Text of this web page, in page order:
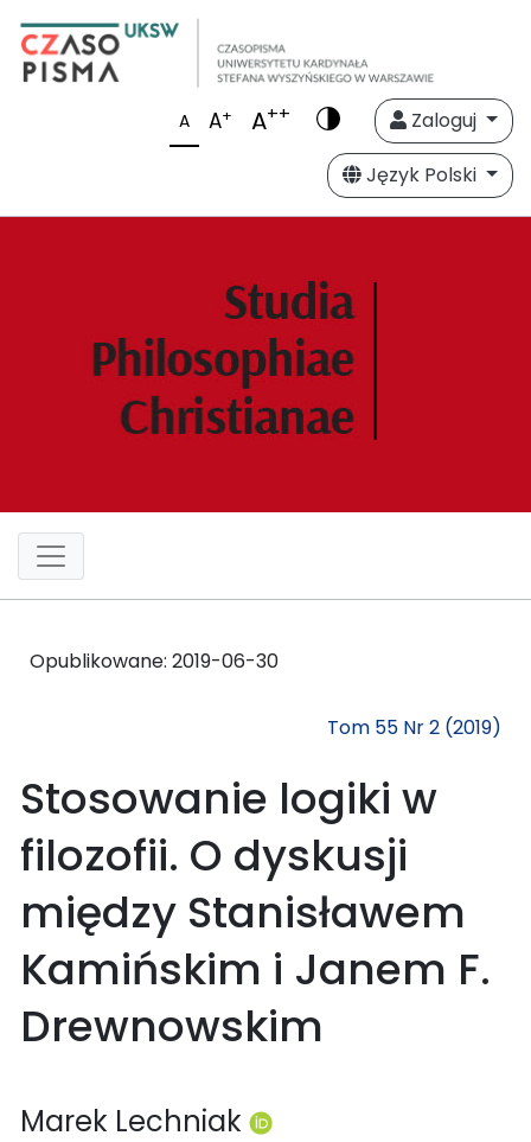
A A+ A++
Zaloguj
Język Polski
Opublikowane: 2019-06-30
Tom 55 Nr 2 (2019)
Stosowanie logiki w
filozofii. O dyskusji
między Stanisławem
Kamińskim i Janem F.
Drewnowskim
Marek Lechniak